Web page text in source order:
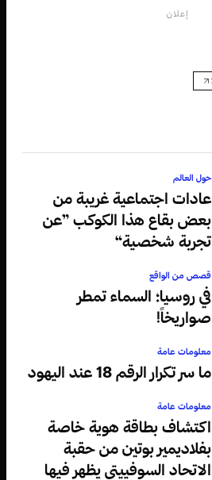
إعلان
حول العالم
عادات اجتماعية غريبة من
بعض بقاع هذا الكوكب ”عن
تجربة شخصية“
قصص من الواقع
في روسيا؛ السماء تمطر
صواريخاً!
معلومات عامة
ما سر تكرار الرقم 18 عند اليهود
معلومات عامة
اكتشاف بطاقة هوية خاصة
بفلاديمير بوتين من حقبة
الاتحاد السوفييتي يظهر فيها